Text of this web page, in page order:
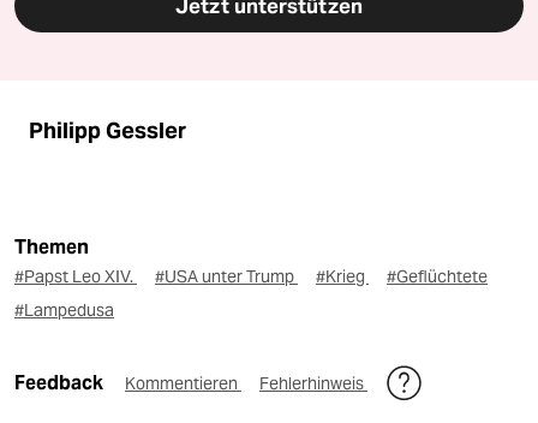
Jetzt unterstützen
Philipp Gessler
Themen
#Papst Leo XIV. #USA unter Trump #Krieg
#Geflüchtete
#Lampedusa
Feedback Kommentieren Fehlerhinweis